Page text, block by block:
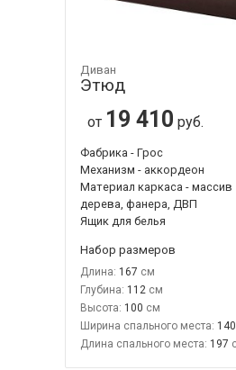
Диван
Этюд
от 19 410 руб.
Фабрика - Грос
Механизм - аккордеон
Материал каркаса - массив
дерева, фанера, ДВП
Ящик для белья
Набор размеров
Длина: 167
Глубина: 112
Высота: 100
Ширина спального места: 140
Длина спального места: 197